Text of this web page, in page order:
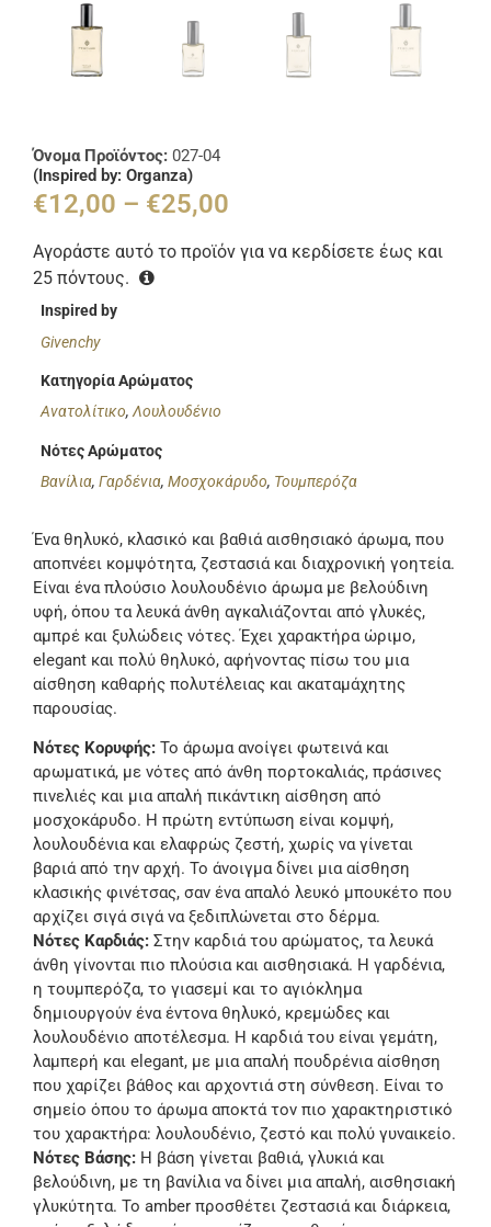
Όνομα Προϊόντος: 027-04
(Inspired by: Organza)
€12,00 – €25,00
Αγοράστε αυτό το προϊόν για να κερδίσετε έως και
25 πόντους.
Inspired by
Givenchy
Κατηγορία Αρώματος
Ανατολίτικο,Λουλουδένιο
Νότες Αρώματος
Βανίλια,Γαρδένια,Μοσχοκάρυδο, Τουμπερόζα
Ένα θηλυκό, κλασικό και βαθιά αισθησιακό άρωμα, που
αποπνέει κομψότητα, ζεστασιά και διαχρονική γοητεία.
Είναι ένα πλούσιο λουλουδένιο άρωμα με βελούδινη
υφή, όπου τα λευκά άνθη αγκαλιάζονται από γλυκές,
αμπρέ και ξυλώδεις νότες. Έχει χαρακτήρα ώριμο,
elegant και πολύ θηλυκό, αφήνοντας πίσω του μια
αίσθηση καθαρής πολυτέλειας και ακαταμάχητης
παρουσίας.
Νότες Κορυφής: Το άρωμα ανοίγει φωτεινά και
αρωματικά, με νότες από άνθη πορτοκαλιάς, πράσινες
πινελιές και μια απαλή πικάντικη αίσθηση από
μοσχοκάρυδο. Η πρώτη εντύπωση είναι κομψή,
λουλουδένια και ελαφρώς ζεστή, χωρίς να γίνεται
βαριά από την αρχή. Το άνοιγμα δίνει μια αίσθηση
κλασικής φινέτσας, σαν ένα απαλό λευκό μπουκέτο που
αρχίζει σιγά σιγά να ξεδιπλώνεται στο δέρμα.
Νότες Καρδιάς: Στην καρδιά του αρώματος, τα λευκά
άνθη γίνονται πιο πλούσια και αισθησιακά. Η γαρδένια,
η τουμπερόζα, το γιασεμί και το αγιόκλημα
δημιουργούν ένα έντονα θηλυκό, κρεμώδες και
λουλουδένιο αποτέλεσμα. Η καρδιά του είναι γεμάτη,
λαμπερή και elegant, με μια απαλή πουδρένια αίσθηση
που χαρίζει βάθος και αρχοντιά στη σύνθεση. Είναι το
σημείο όπου το άρωμα αποκτά τον πιο χαρακτηριστικό
του χαρακτήρα: λουλουδένιο, ζεστό και πολύ γυναικείο.
Νότες Βάσης: Η βάση γίνεται βαθιά, γλυκιά και
βελούδινη, με τη βανίλια να δίνει μια απαλή, αισθησιακή
γλυκύτητα. Το amber προσθέτει ζεστασιά και διάρκεια,